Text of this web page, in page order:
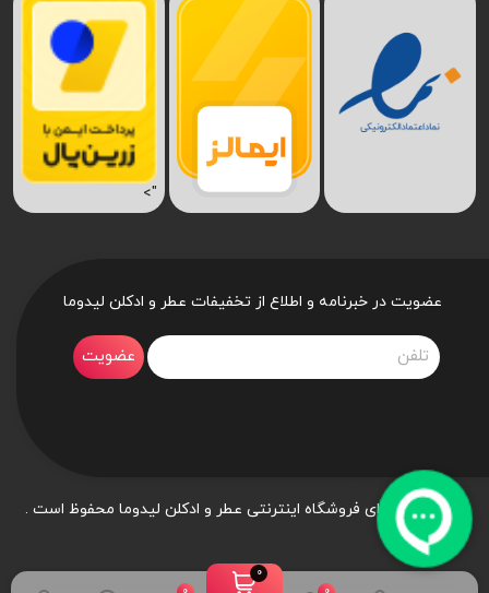
">
عضویت در خبرنامه و اطلاع از تخفیفات عطر و ادکلن لیدوما
عضویت
کلیه حقوق برای فروشگاه اینترنتی عطر و ادکلن لیدوما محفوظ است .